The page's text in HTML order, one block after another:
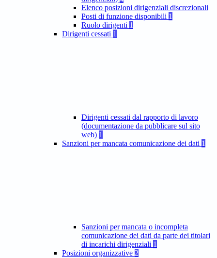
Elenco posizioni dirigenziali discrezionali
Posti di funzione disponibili 1
Ruolo dirigenti 1
Dirigenti cessati 1
Dirigenti cessati dal rapporto di lavoro
(documentazione da pubblicare sul sito
web) 1
Sanzioni per mancata comunicazione dei dati 1
Sanzioni per mancata o incompleta
comunicazione dei dati da parte dei titolari
di incarichi dirigenziali 1
Posizioni organizzative 2